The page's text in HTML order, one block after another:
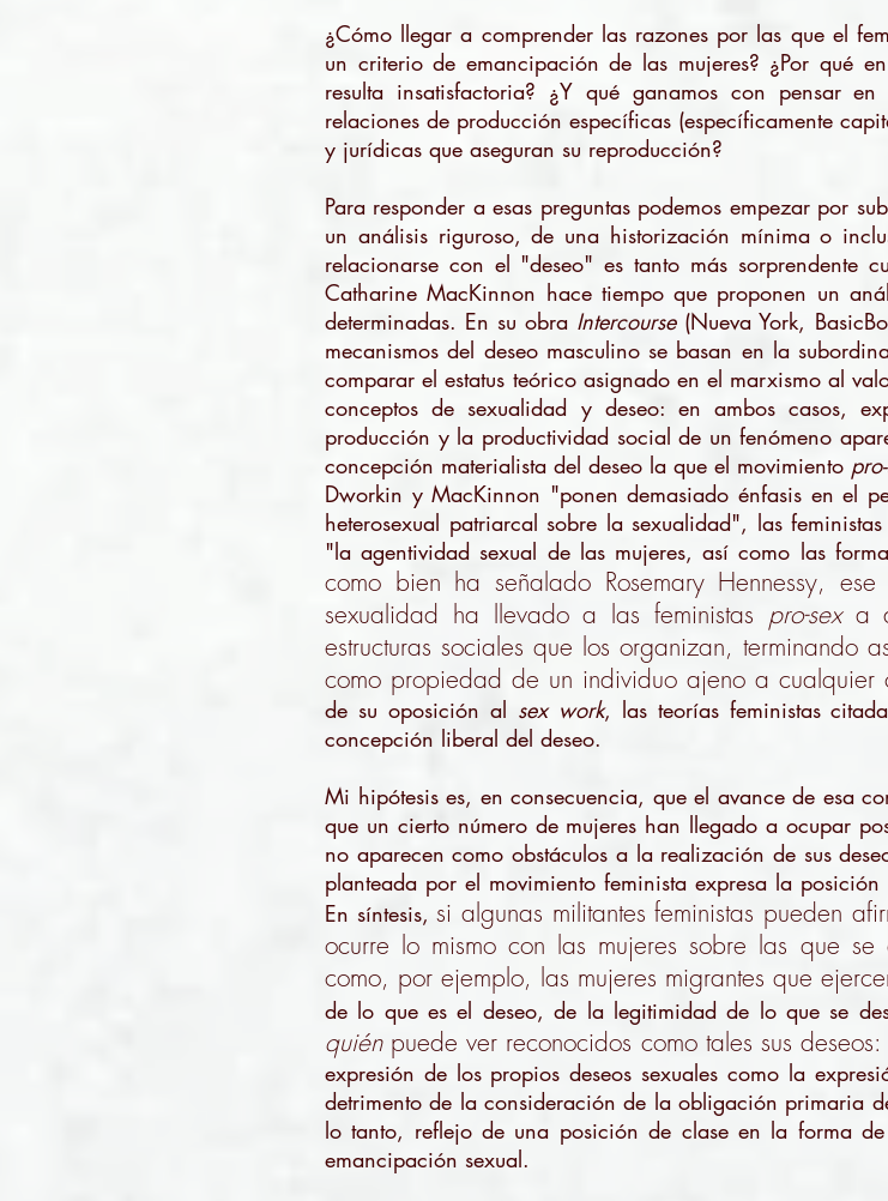
¿Cómo llegar a comprender las razones por las que el
un criterio de emancipación de las mujeres? ¿Por qué
resulta insatisfactoria? ¿Y qué ganamos con pensar
relaciones de producción específicas (específicamente
y jurídicas que aseguran su reproducción?
Para responder a esas preguntas podemos empezar por
un análisis riguroso, de una historización mínima o
relacionarse con el "deseo" es tanto más sorprendente
Catharine MacKinnon hace tiempo que proponen un
determinadas. En su obra Intercourse(Nueva York,
mecanismos del deseo masculino se basan en la
comparar el estatus teórico asignado en el marxismo al
conceptos de sexualidad y deseo: en ambos casos,
producción y la productividad social de un fenómeno
concepción materialista del deseo la que el movimiento
Dworkin y MacKinnon "ponen demasiado énfasis en el
heterosexual patriarcal sobre la sexualidad", las feministas
"la agentividad sexual de las mujeres, así como las
como bien ha señalado Rosemary Hennessy,
sexualidad ha llevado a las feministas pro-sexa
estructuras sociales que los organizan,
como propiedad de un individuo ajeno a cualquier
de su oposición al sex work, las teorías feministas
concepción liberal del deseo.
Mi hipótesis es, en consecuencia, que el avance de esa
que un cierto número de mujeres han llegado a ocupar
no aparecen como obstáculos a la realización de sus
planteada por el movimiento feminista expresa la
En síntesis,si algunas militantes feministas pueden
ocurre lo mismo con las mujeres sobre las que
como, por ejemplo, las mujeres migrantes que
de lo que es el deseo, de la legitimidad de lo que se
quiénpuede ver reconocidos como tales sus deseos:
expresión de los propios deseos sexuales como la
detrimento de la consideración de la obligación primaria
lo tanto, reflejo de una posición de clase en la forma
emancipación sexual.